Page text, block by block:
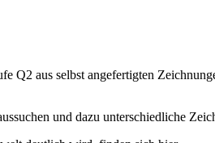
Q2 aus selbst angefertigten
und dazu unterschiedliche